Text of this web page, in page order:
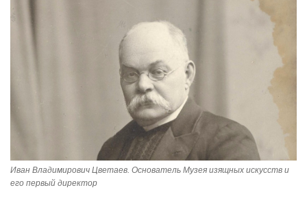
Иван Владимирович Цветаев. Основатель Музея изящных искусств и
его первый директор